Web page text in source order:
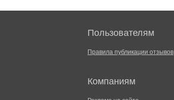
Пользователям
Правила публикации отзывов
Компаниям